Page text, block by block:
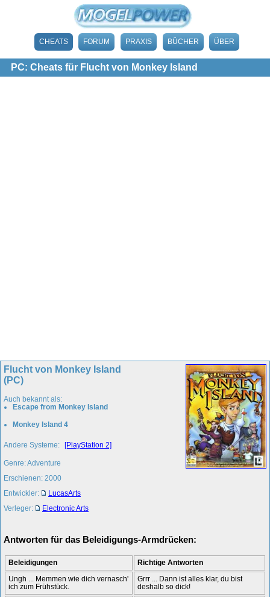
CHEATS FORUM PRAXIS BÜCHER ÜBER
PC: Cheats für Flucht von Monkey Island
Flucht von Monkey Island
(PC)
Auch bekannt als:
Escape from Monkey Island
Monkey Island 4
Andere Systeme: [PlayStation 2]
Genre: Adventure
Erschienen: 2000
Entwickler:
LucasArts
Verleger:
Electronic Arts
Antworten für das Beleidigungs-Armdrücken:
Beleidigungen
Richtige Antworten
Ungh ... Memmen wie dich vernasch'
ich zum Frühstück.
Grrr ... Dann ist alles klar, du bist
deshalb so dick!